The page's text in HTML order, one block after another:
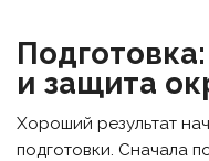
и защита
Хороший результат
подготовки. Сначала